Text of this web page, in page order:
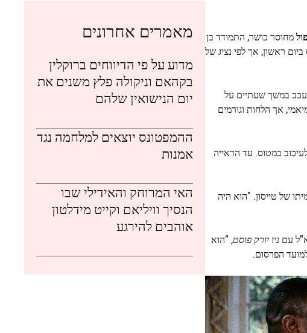
מחוסר כושר, התמודד בן
ראשון, אך לפי נציג של
שכן הוא התעכב במשך שעתיים על
המטוס. לפי דיווחי מזג אוויר מקומיים, הטמפרטורות הגיעו אתמול ל-93 מעלות במיאמי, אך הלחות וגורמים
שהוא אנס אותה בשנות ה-90, ושהורשעה באונס ב-1992, לא המתין לעיכוב במטוס. עד הראייה
של טייסון. "הוא היה
ניו יורק פוסט, "הוא
הפרסום.
מאמרים אחרונים
מדוע על פי הדיווחים ברוקלין
בקהאם וניקולה פלץ משנים את
יום הנישואין שלהם
ההמפטונס יוצאים למלחמה נגד
אמנות
האי המרוחק והאידילי שבו
הנסיך וויליאם וקייט מידלטון
אוהבים להירגע